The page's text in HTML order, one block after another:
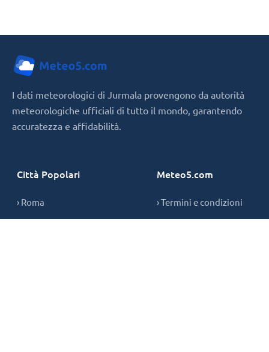
I dati meteorologici di Jurmala provengono da autorità
meteorologiche ufficiali di tutto il mondo, garantendo
accuratezza e affidabilità.
Città Popolari
› Roma
Meteo5.com
› Termini e condizioni